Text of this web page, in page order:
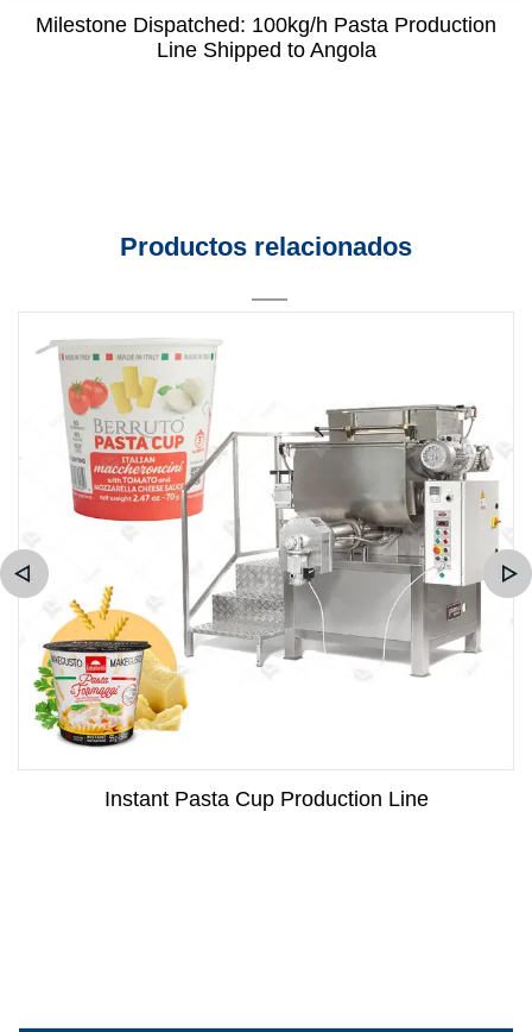
Milestone Dispatched: 100kg/h Pasta Production
Line Shipped to Angola
Productos relacionados
Instant Pasta Cup Production Line